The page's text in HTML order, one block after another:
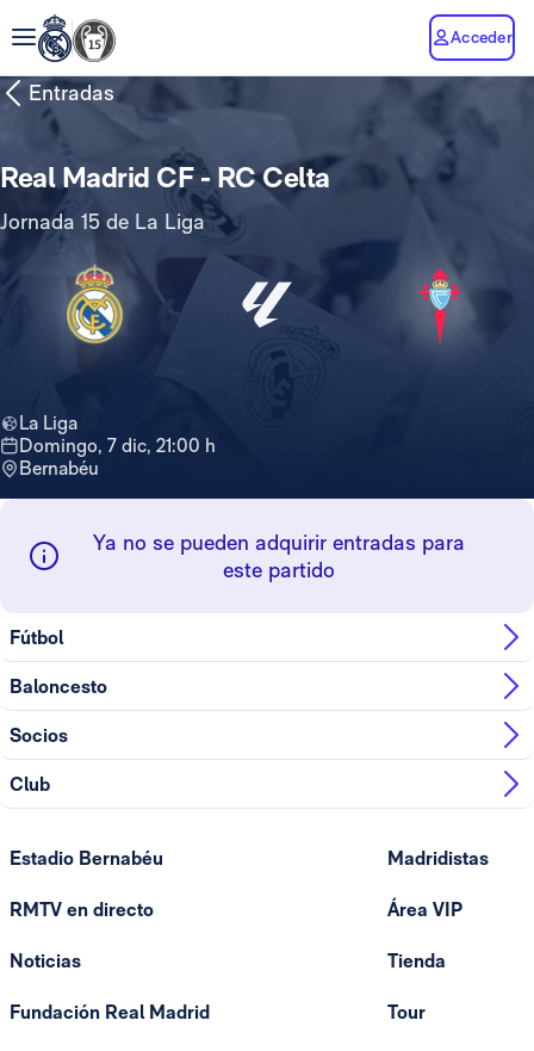
Acceder
Entradas
Real Madrid CF - RC Celta
Jornada 15 de La Liga
La Liga
domingo, 7 dic, 21:00 h
Bernabéu
Ya no se pueden adquirir entradas para
este partido
Fútbol
Baloncesto
Socios
Club
Estadio Bernabéu
RMTV en directo
Noticias
Fundación Real Madrid
Madridistas
Área VIP
Tienda
Tour